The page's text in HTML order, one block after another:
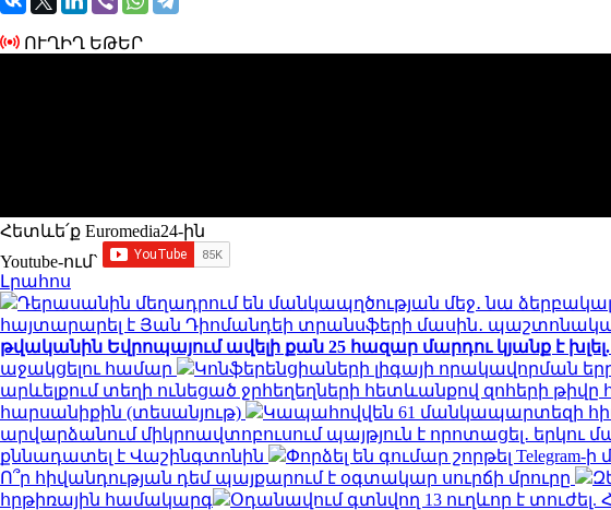
ՈՒՂԻՂ ԵԹԵՐ
Հետևե՛ք Euromedia24-ին
Youtube-ում`
Լրահոս
Դերասանին մեղադրում են մանկապղծության մեջ․ նա
հայտարարել է Յան Դիոմանդեի տրանսֆերի մասին․
թվականին Եվրոպայում ավելի քան 25 հազար մարդու կյանք է խլել.
աջակցելու համար
Կոնֆերենցիաների լիգայի որակավորման
արևելքում տեղի ունեցած ջրհեղեղների հետևանքով զոհերի թիվը
հարսանիքին (տեսանյութ)
Կապահովվեն 61 մանկապարտեզի
արվարձանում միկրոավտոբուսում պայթյուն է որոտացել․ երկու
քննադատել է Վաշինգտոնին
Փորձել են գումար շորթել Telegram-ի
Ո՞ր հիվանդության դեմ պայքարում է օգտակար սուրճի մրուրը
հրթիռային համակարգ
Օդանավում գտնվող 13 ուղևոր է